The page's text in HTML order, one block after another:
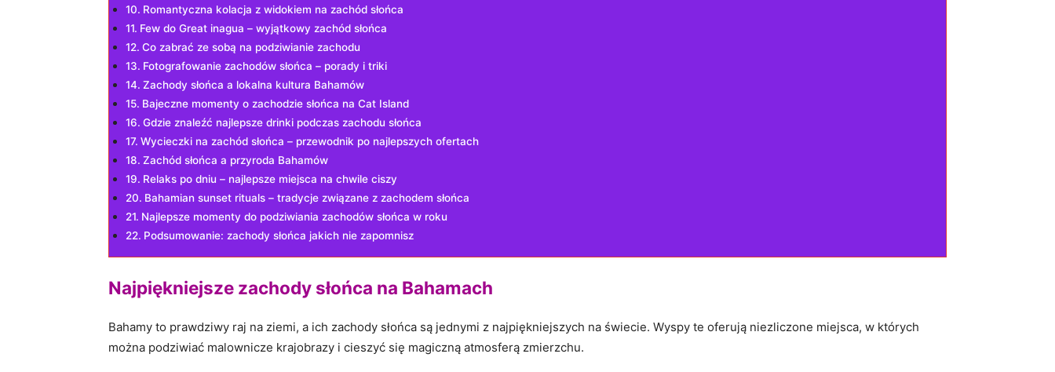
Romantyczna kolacja z widokiem ‌na⁢ zachód słońca
Few do Great‌ inagua – wyjątkowy zachód słońca
Co ⁢zabrać‍ ze ⁣sobą na ⁤podziwianie ​zachodu
Fotografowanie zachodów słońca – porady‍ i triki
Zachody słońca a lokalna kultura Bahamów
Bajeczne momenty o‌ zachodzie⁤ słońca na Cat Island
Gdzie znaleźć​ najlepsze ​drinki podczas zachodu słońca
Wycieczki na zachód słońca – przewodnik po najlepszych⁤ ofertach
Zachód słońca ⁣a przyroda ​Bahamów
Relaks po dniu – ‌najlepsze miejsca na chwile​ ciszy
Bahamian sunset​ rituals – tradycje ‌związane ⁢z⁢ zachodem ‍słońca
Najlepsze momenty​ do podziwiania zachodów słońca ‌w⁣ roku
Podsumowanie: zachody słońca jakich ‌nie​ zapomnisz
Najpiękniejsze zachody ⁤słońca na Bahamach
Bahamy to‌ prawdziwy raj na ⁢ziemi, ⁤a ich zachody słońca są jednymi z najpiękniejszych na⁤ świecie. Wyspy te oferują niezliczone miejsca, w​ których
można podziwiać malownicze ⁤krajobrazy i⁣ cieszyć się magiczną atmosferą zmierzchu.